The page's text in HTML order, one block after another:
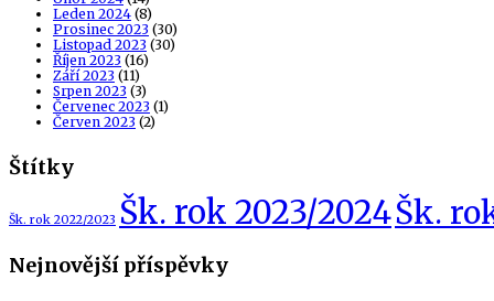
Leden 2024 (8)
Prosinec 2023 (30)
Listopad 2023 (30)
Říjen 2023 (16)
Září 2023 (11)
Srpen 2023 (3)
Červenec 2023 (1)
Červen 2023 (2)
Štítky
Šk. rok 2022/2023 Šk. rok 2023/2024Šk.
Nejnovější příspěvky